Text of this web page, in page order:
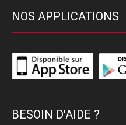
NOS APPLICATIONS
BESOIN D'AIDE ?